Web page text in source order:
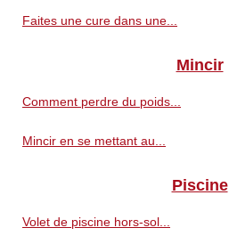
Faites une cure dans une...
Mincir
Comment perdre du poids...
Mincir en se mettant au...
Piscine
Volet de piscine hors-sol...